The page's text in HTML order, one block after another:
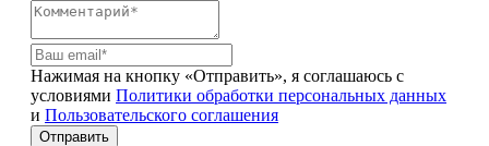
Нажимая на кнопку «Отправить», я соглашаюсь с
условиями Политики обработки персональных данных
и Пользовательского соглашения
Отправить